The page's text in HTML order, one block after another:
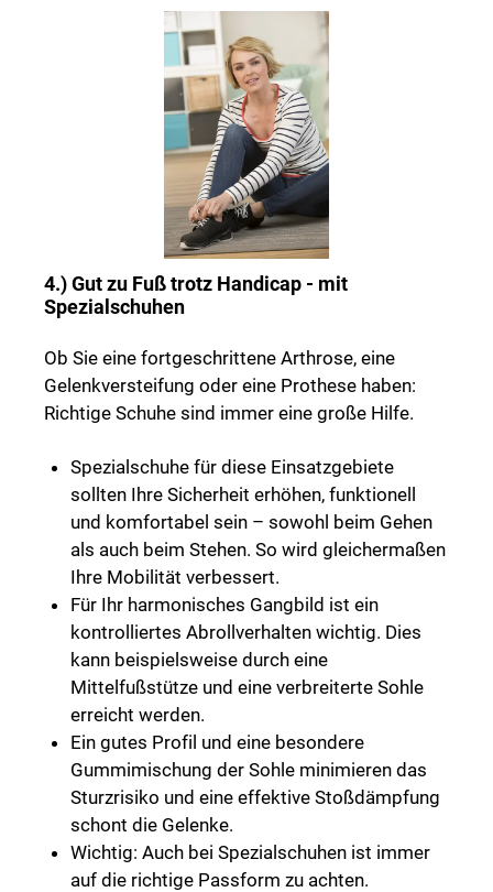
4.) Gut zu Fuß trotz Handicap - mit
Spezialschuhen
Ob Sie eine fortgeschrittene Arthrose, eine
Gelenkversteifung oder eine Prothese haben:
Richtige Schuhe sind immer eine große Hilfe.
Spezialschuhe für diese Einsatzgebiete
sollten Ihre Sicherheit erhöhen, funktionell
und komfortabel sein – sowohl beim Gehen
als auch beim Stehen. So wird gleichermaßen
Ihre Mobilität verbessert.
Für Ihr harmonisches Gangbild ist ein
kontrolliertes Abrollverhalten wichtig. Dies
kann beispielsweise durch eine
Mittelfußstütze und eine verbreiterte Sohle
erreicht werden.
Ein gutes Profil und eine besondere
Gummimischung der Sohle minimieren das
Sturzrisiko und eine effektive Stoßdämpfung
schont die Gelenke.
Wichtig: Auch bei Spezialschuhen ist immer
auf die richtige Passform zu achten.